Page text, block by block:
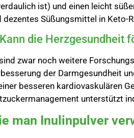
ist) und einen leicht
dezentes Süßungsmittel in Keto-
die Herzgesundheit
zwar noch weitere
der Darmgesundheit
besseren kardiovaskulären
unterstützt
man Inulinpulver